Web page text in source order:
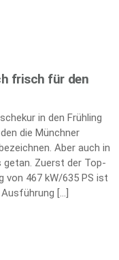
frisch für den
in den Frühling
die Münchner
Aber auch in
getan. Zuerst der Top-
von 467 kW/635 PS ist
[…]